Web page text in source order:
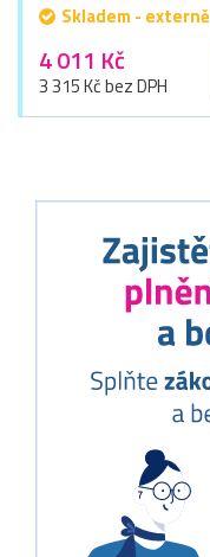
Skladem - externě
4 011 Kč
3 315 Kč bez DPH